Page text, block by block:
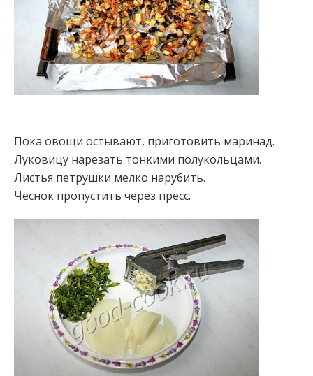
Пока овощи остывают, приготовить маринад.
Луковицу нарезать тонкими полукольцами.
Листья петрушки мелко нарубить.
Чеснок пропустить через пресс.